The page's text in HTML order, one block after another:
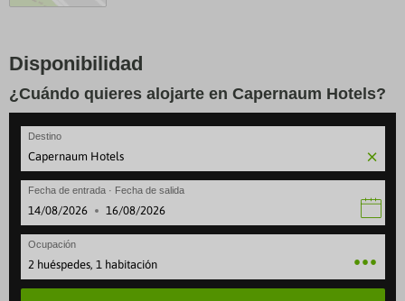
Disponibilidad
¿Cuándo quieres alojarte en Capernaum Hotels?
Destino
Fecha de entrada · Fecha de salida
·
Ocupación
2 huéspedes, 1 habitación